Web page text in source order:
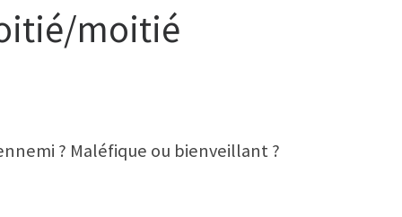
moitié
? Maléfique ou bienveillant ?